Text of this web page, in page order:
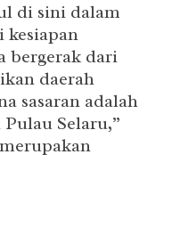
di sini dalam
kesiapan
bergerak dari
daerah
sasaran adalah
Selaru,”